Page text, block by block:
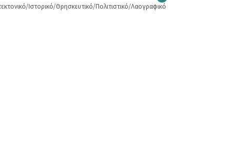
Ιστορικό/Θρησκευτικό/Πολιτιστικό/Λαογραφικό